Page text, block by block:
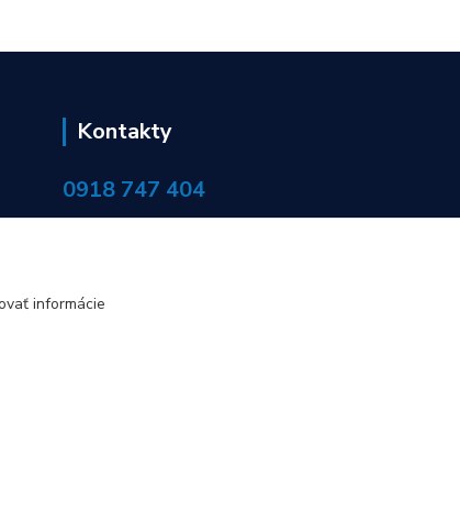
Kontakty
0918 747 404
informácie